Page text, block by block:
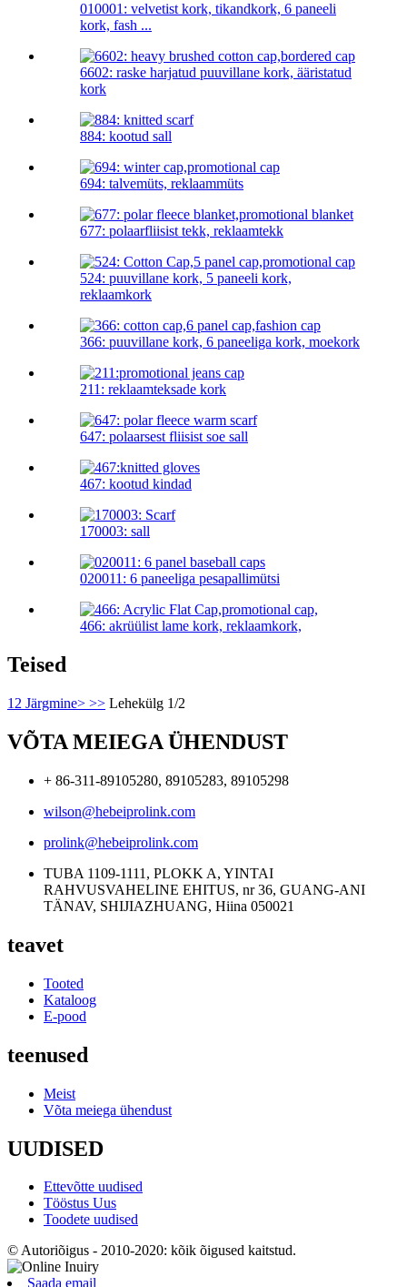
010001: velvetist kork, tikandkork, 6 paneeli
kork, fash ...
6602: raske harjatud puuvillane kork, ääristatud
kork
884: kootud sall
694: talvemüts, reklaammüts
677: polaarfliisist tekk, reklaamtekk
524: puuvillane kork, 5 paneeli kork,
reklaamkork
366: puuvillane kork, 6 paneeliga kork, moekork
211: reklaamteksade kork
647: polaarsest fliisist soe sall
467: kootud kindad
170003: sall
020011: 6 paneeliga pesapallimütsi
466: akrüülist lame kork, reklaamkork,
Teised
1 2 Järgmine> >> Lehekülg 1/2
VÕTA MEIEGA ÜHENDUST
+ 86-311-89105280, 89105283, 89105298
wilson@hebeiprolink.com
prolink@hebeiprolink.com
TUBA 1109-1111, PLOKK A, YINTAI
RAHVUSVAHELINE EHITUS, nr 36, GUANG-ANI
TÄNAV, SHIJIAZHUANG, Hiina 050021
teavet
Tooted
Kataloog
E-pood
teenused
Meist
Võta meiega ühendust
UUDISED
Ettevõtte uudised
Tööstus Uus
Toodete uudised
© Autoriõigus - 2010-2020: kõik õigused kaitstud.
Saada email